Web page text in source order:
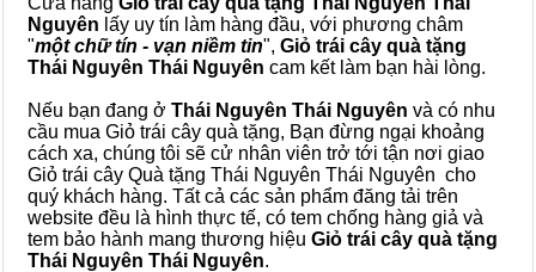
Nguyên lấy uy tín làm hàng đầu, với phương châm
"một chữ tín - vạn niềm tin", Giỏ trái cây quà tặng
Thái Nguyên Thái Nguyên cam kết làm bạn hài lòng.
Nếu bạn đang ở Thái Nguyên Thái Nguyên và có nhu
cầu mua Giỏ trái cây quà tặng, Bạn đừng ngại khoảng
cách xa, chúng tôi sẽ cử nhân viên trở tới tận nơi giao
Giỏ trái cây Quà tặng Thái Nguyên Thái Nguyên cho
quý khách hàng. Tất cả các sản phẩm đăng tải trên
website đều là hình thực tế, có tem chống hàng giả và
tem bảo hành mang thương hiệu Giỏ trái cây quà tặng
Thái Nguyên Thái Nguyên.